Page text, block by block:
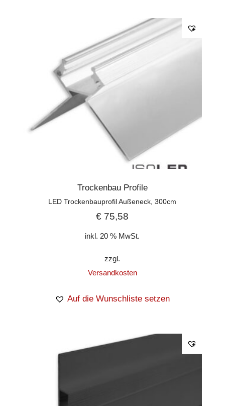
Trockenbau Profile
LED Trockenbauprofil Außeneck, 300cm
€ 75,58
inkl. 20 % MwSt.
zzgl.
Versandkosten
Auf die Wunschliste setzen